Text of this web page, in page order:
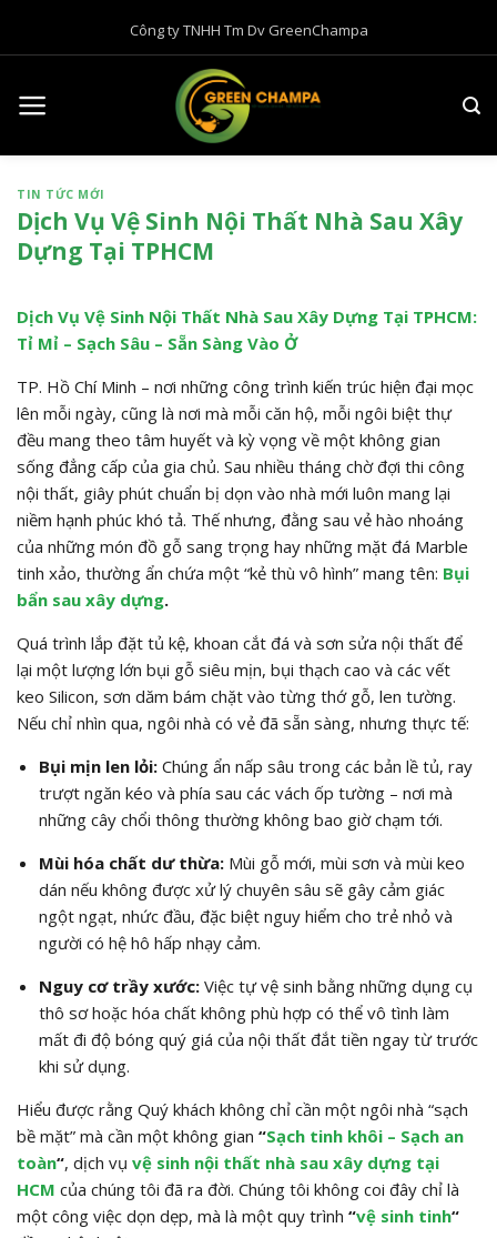
Công ty TNHH Tm Dv GreenChampa
TIN TỨC MỚI
Dịch Vụ Vệ Sinh Nội Thất Nhà Sau Xây
Dựng Tại TPHCM
Dịch Vụ Vệ Sinh Nội Thất Nhà Sau Xây Dựng Tại TPHCM:
Tỉ Mỉ – Sạch Sâu – Sẵn Sàng Vào Ở
TP. Hồ Chí Minh – nơi những công trình kiến trúc hiện đại mọc
lên mỗi ngày, cũng là nơi mà mỗi căn hộ, mỗi ngôi biệt thự
đều mang theo tâm huyết và kỳ vọng về một không gian
sống đẳng cấp của gia chủ. Sau nhiều tháng chờ đợi thi công
nội thất, giây phút chuẩn bị dọn vào nhà mới luôn mang lại
niềm hạnh phúc khó tả. Thế nhưng, đằng sau vẻ hào nhoáng
của những món đồ gỗ sang trọng hay những mặt đá Marble
tinh xảo, thường ẩn chứa một “kẻ thù vô hình” mang tên: Bụi
bẩn sau xây dựng.
Quá trình lắp đặt tủ kệ, khoan cắt đá và sơn sửa nội thất để
lại một lượng lớn bụi gỗ siêu mịn, bụi thạch cao và các vết
keo Silicon, sơn dăm bám chặt vào từng thớ gỗ, len tường.
Nếu chỉ nhìn qua, ngôi nhà có vẻ đã sẵn sàng, nhưng thực tế:
Bụi mịn len lỏi:Chúng ẩn nấp sâu trong các bản lề tủ, ray
trượt ngăn kéo và phía sau các vách ốp tường – nơi mà
những cây chổi thông thường không bao giờ chạm tới.
Mùi hóa chất dư thừa:Mùi gỗ mới, mùi sơn và mùi keo
dán nếu không được xử lý chuyên sâu sẽ gây cảm giác
ngột ngạt, nhức đầu, đặc biệt nguy hiểm cho trẻ nhỏ và
người có hệ hô hấp nhạy cảm.
Nguy cơ trầy xước:Việc tự vệ sinh bằng những dụng cụ
thô sơ hoặc hóa chất không phù hợp có thể vô tình làm
mất đi độ bóng quý giá của nội thất đắt tiền ngay từ trước
khi sử dụng.
Hiểu được rằng Quý khách không chỉ cần một ngôi nhà “sạch
bề mặt” mà cần một không gian “Sạch tinh khôi – Sạch an
toàn“, dịch vụ vệ sinh nội thất nhà sau xây dựng tại
HCM của chúng tôi đã ra đời. Chúng tôi không coi đây chỉ là
một công việc dọn dẹp, mà là một quy trình “vệ sinh tinh“